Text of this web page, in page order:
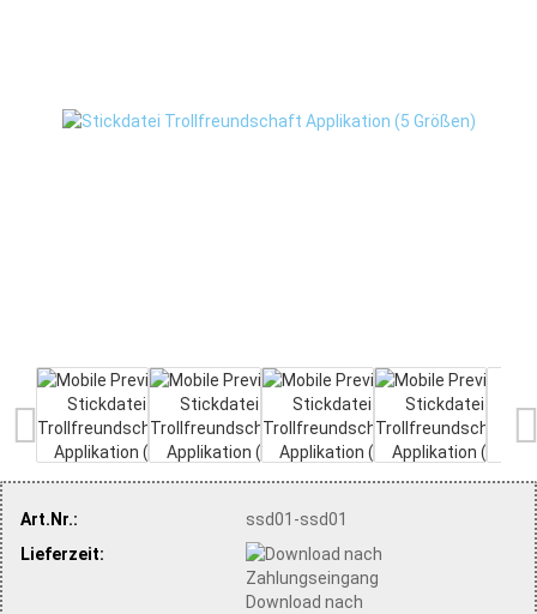
Art.Nr.:
ssd01-ssd01
Lieferzeit:
Download nach